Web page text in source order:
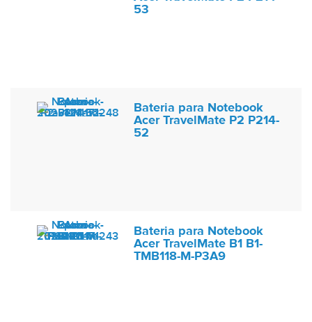
53
Bateria para Notebook
Acer TravelMate P2 P214-
52
Bateria para Notebook
Acer TravelMate B1 B1-
TMB118-M-P3A9